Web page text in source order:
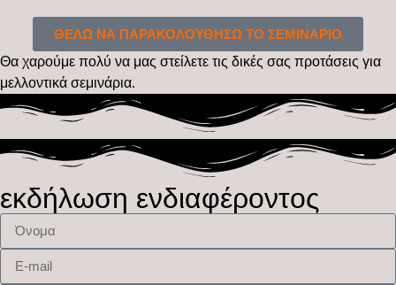
ΘΕΛΩ ΝΑ ΠΑΡΑΚΟΛΟΥΘΗΣΩ ΤΟ ΣΕΜΙΝΑΡΙΟ
Θα χαρούμε πολύ να μας στείλετε τις δικές σας προτάσεις για
μελλοντικά σεμινάρια.
εκδήλωση ενδιαφέροντος